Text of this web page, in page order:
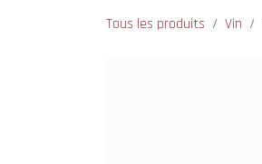
Tous les produits Vin